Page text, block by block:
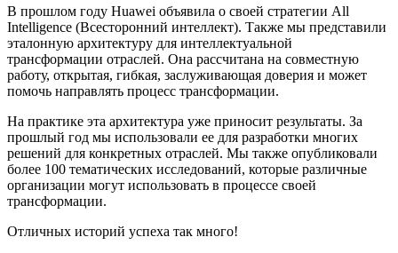
В прошлом году Huawei объявила о своей стратегии All
Intelligence (Всесторонний интеллект). Также мы представили
эталонную архитектуру для интеллектуальной
трансформации отраслей. Она рассчитана на совместную
работу, открытая, гибкая, заслуживающая доверия и может
помочь направлять процесс трансформации.
На практике эта архитектура уже приносит результаты. За
прошлый год мы использовали ее для разработки многих
решений для конкретных отраслей. Мы также опубликовали
более 100 тематических исследований, которые различные
организации могут использовать в процессе своей
трансформации.
Отличных историй успеха так много!